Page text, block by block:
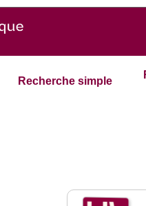
Recherche simple